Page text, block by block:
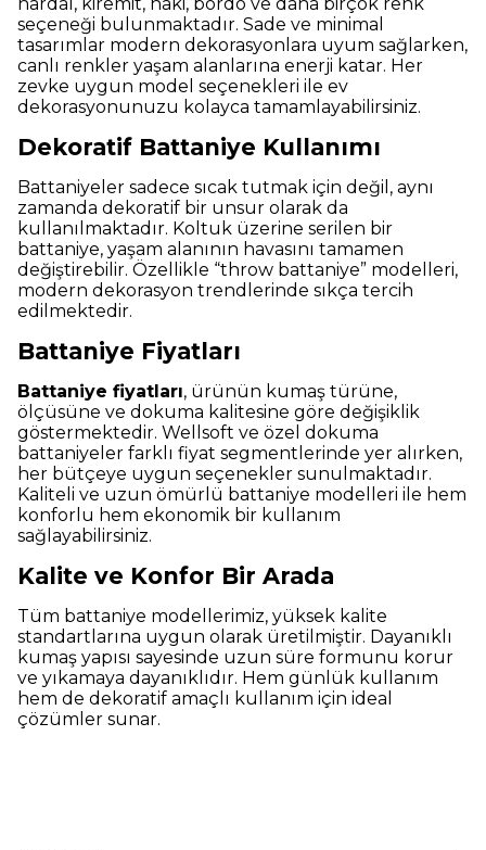
seçeneği bulunmaktadır. Sade ve minimal
tasarımlar modern dekorasyonlara uyum sağlarken,
canlı renkler yaşam alanlarına enerji katar. Her
zevke uygun model seçenekleri ile ev
dekorasyonunuzu kolayca tamamlayabilirsiniz.
Dekoratif Battaniye Kullanımı
Battaniyeler sadece sıcak tutmak için değil, aynı
zamanda dekoratif bir unsur olarak da
kullanılmaktadır. Koltuk üzerine serilen bir
battaniye, yaşam alanının havasını tamamen
değiştirebilir. Özellikle “throw battaniye” modelleri,
modern dekorasyon trendlerinde sıkça tercih
edilmektedir.
Battaniye Fiyatları
Battaniye fiyatları, ürünün kumaş türüne,
ölçüsüne ve dokuma kalitesine göre değişiklik
göstermektedir. Wellsoft ve özel dokuma
battaniyeler farklı fiyat segmentlerinde yer alırken,
her bütçeye uygun seçenekler sunulmaktadır.
Kaliteli ve uzun ömürlü battaniye modelleri ile hem
konforlu hem ekonomik bir kullanım
sağlayabilirsiniz.
Kalite ve Konfor Bir Arada
Tüm battaniye modellerimiz, yüksek kalite
standartlarına uygun olarak üretilmiştir. Dayanıklı
kumaş yapısı sayesinde uzun süre formunu korur
ve yıkamaya dayanıklıdır. Hem günlük kullanım
hem de dekoratif amaçlı kullanım için ideal
çözümler sunar.